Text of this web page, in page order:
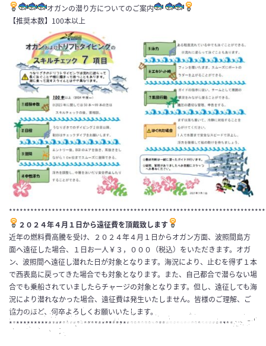
オガンの潜り方についてのご案内
【推奨本数】100本以上
２０２４年４月１日から遠征費を頂戴致します
近年の燃料費高騰を受け、２０２４年４月１日からオガン方面、波照間島方
面へ遠征した場合、１日お一人￥３，０００（税込）をいただきます。オガ
ン、波照間へ遠征し潜れた日が対象となります。海況により、止むを得ず１本
で西表島に戻ってきた場合でも対象となります。また、自己都合で潜らない場
合でも乗船されていましたらチャージの対象となります。但し、遠征しても海
況により潜れなかった場合、遠征費は発生いたしません。皆様のご理解、ご
協力のほど、何卒よろしくお願いいたします。
***************************************************************